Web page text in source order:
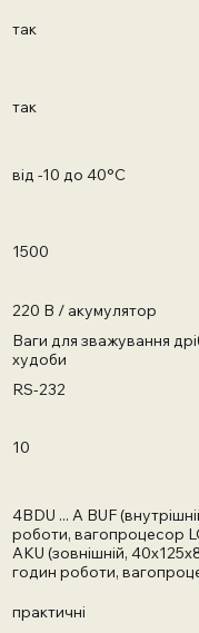
так
так
від -10 до 40°С
1500
220 В / акумулятор
Ваги для зважування
худоби
RS-232
10
4BDU ... A BUF
роботи, вагопроцесор
AKU (зовнішній,
годин роботи,
практичні